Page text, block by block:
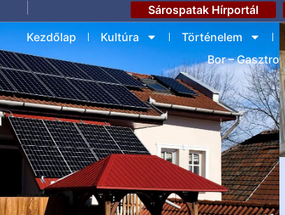
Sárospatak Hírportál
Kezdőlap
Kultúra Történelem
Bor – Gasztro